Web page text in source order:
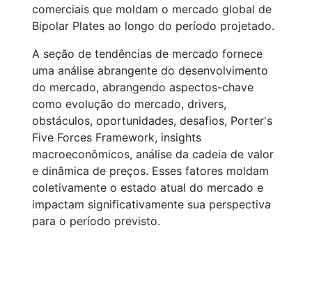
comerciais que moldam o mercado global de
Bipolar Plates ao longo do período projetado.
A seção de tendências de mercado fornece
uma análise abrangente do desenvolvimento
do mercado, abrangendo aspectos-chave
como evolução do mercado, drivers,
obstáculos, oportunidades, desafios, Porter's
Five Forces Framework, insights
macroeconômicos, análise da cadeia de valor
e dinâmica de preços. Esses fatores moldam
coletivamente o estado atual do mercado e
impactam significativamente sua perspectiva
para o período previsto.